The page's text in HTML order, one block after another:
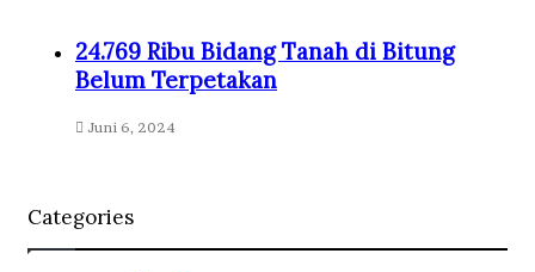
24.769 Ribu Bidang Tanah di Bitung
Belum Terpetakan
Juni 6, 2024
Categories